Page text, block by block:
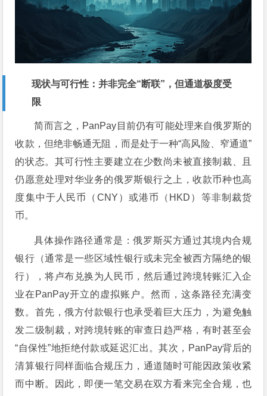
现状与可行性：并非完全“断联”，但通道极度受
限
简而言之，PanPay目前仍有可能处理来自俄罗斯的
收款，但绝非畅通无阻，而是处于一种“高风险、窄通道”
的状态。其可行性主要建立在少数尚未被直接制裁、且
仍愿意处理对华业务的俄罗斯银行之上，收款币种也高
度集中于人民币（CNY）或港币（HKD）等非制裁货
币。
具体操作路径通常是：俄罗斯买方通过其境内合规
银行（通常是一些区域性银行或未完全被西方隔绝的银
行），将卢布兑换为人民币，然后通过跨境转账汇入企
业在PanPay开立的虚拟账户。然而，这条路径充满变
数。首先，俄方付款银行也承受着巨大压力，为避免触
发二级制裁，对跨境转账的审查日趋严格，有时甚至会
“自保性”地拒绝付款或延迟汇出。其次，PanPay背后的
清算银行同样面临合规压力，通道随时可能因政策收紧
而中断。因此，即便一笔交易在双方看来完全合规，也